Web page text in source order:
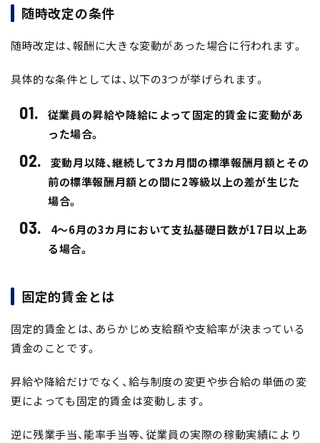
随時改定の条件
随時改定は、報酬に大きな変動があった場合に行われます。
具体的な条件としては、以下の3つが挙げられます。
従業員の昇給や降給によって固定的賃金に変動があ
った場合。
変動月以降、継続して3カ月間の標準報酬月額とその
前の標準報酬月額との間に2等級以上の差が生じた
場合。
4～6月の3カ月において支払基礎日数が17日以上あ
る場合。
固定的賃金とは
固定的賃金とは、あらかじめ支給額や支給率が決まっている
賃金のことです。
昇給や降給だけでなく、給与制度の変更や歩合給の単価の変
更によっても固定的賃金は変動します。
逆に残業手当、能率手当等、従業員の実際の稼動実績により